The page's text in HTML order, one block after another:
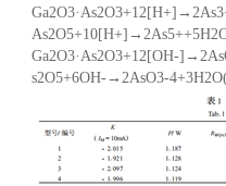
Ga2O3·As2O3+12[OH-
s2O5+6OH-→2AsO3-